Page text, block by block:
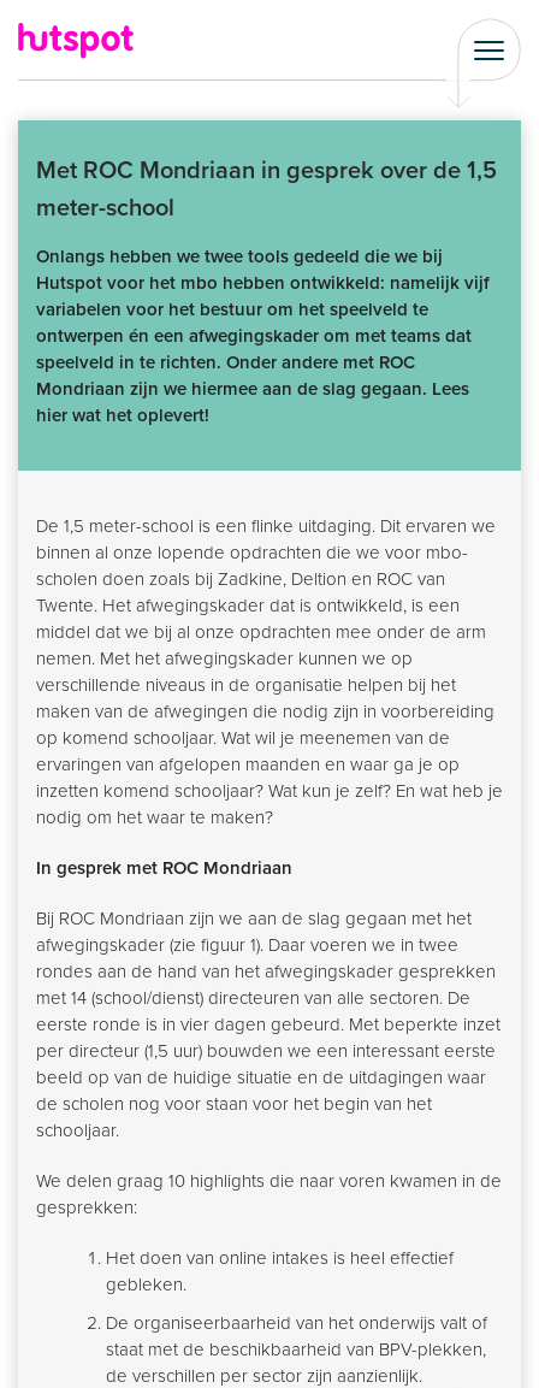
Met ROC Mondriaan in gesprek over de 1,5
meter-school
Onlangs hebben we twee tools gedeeld die we bij
Hutspot voor het mbo hebben ontwikkeld: namelijk vijf
variabelen voor het bestuur om het speelveld te
ontwerpen én een afwegingskader om met teams dat
speelveld in te richten. Onder andere met ROC
Mondriaan zijn we hiermee aan de slag gegaan. Lees
hier wat het oplevert!
De 1,5 meter-school is een flinke uitdaging. Dit ervaren we
binnen al onze lopende opdrachten die we voor mbo-
scholen doen zoals bij Zadkine, Deltion en ROC van
Twente. Het afwegingskader dat is ontwikkeld, is een
middel dat we bij al onze opdrachten mee onder de arm
nemen. Met het afwegingskader kunnen we op
verschillende niveaus in de organisatie helpen bij het
maken van de afwegingen die nodig zijn in voorbereiding
op komend schooljaar. Wat wil je meenemen van de
ervaringen van afgelopen maanden en waar ga je op
inzetten komend schooljaar? Wat kun je zelf? En wat heb je
nodig om het waar te maken?
In gesprek met ROC Mondriaan
Bij ROC Mondriaan zijn we aan de slag gegaan met het
afwegingskader (zie figuur 1). Daar voeren we in twee
rondes aan de hand van het afwegingskader gesprekken
met 14 (school/dienst) directeuren van alle sectoren. De
eerste ronde is in vier dagen gebeurd. Met beperkte inzet
per directeur (1,5 uur) bouwden we een interessant eerste
beeld op van de huidige situatie en de uitdagingen waar
de scholen nog voor staan voor het begin van het
schooljaar.
We delen graag 10 highlights die naar voren kwamen in de
gesprekken:
Het doen van online intakes is heel effectief
gebleken.
De organiseerbaarheid van het onderwijs valt of
staat met de beschikbaarheid van BPV-plekken,
de verschillen per sector zijn aanzienlijk.